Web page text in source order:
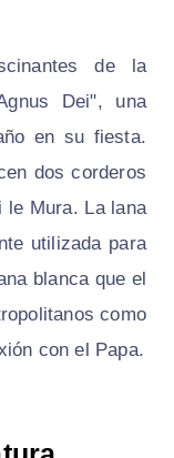
de la
Dei", una
en su fiesta.
dos corderos
le Mura. La lana
utilizada para
blanca que el
como
con el Papa.